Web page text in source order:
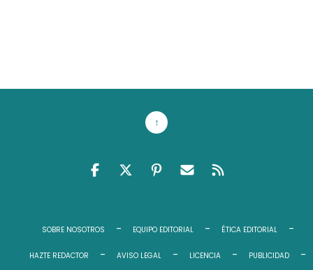
↑
SOBRE NOSOTROS EQUIPO EDITORIAL ÉTICA EDITORIAL
HAZTE REDACTOR AVISO LEGAL LICENCIA PUBLICIDAD